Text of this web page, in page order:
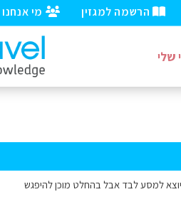
מי אנחנו הרשמה למגזין
שלי
יוצא למסע לבד אבל בהחלט מוכן להיפגש